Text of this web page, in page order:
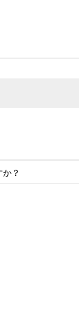
？
目安です。なる